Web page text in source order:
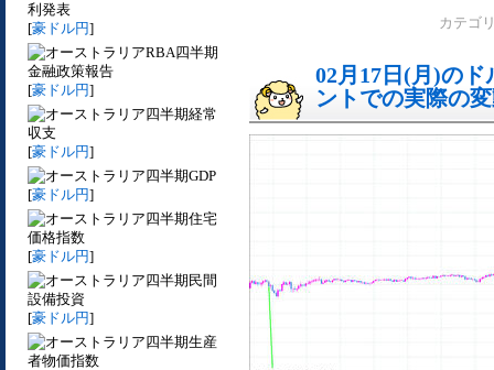
利発表
[豪ドル円]
RBA四半期
金融政策報告
[豪ドル円]
四半期経常
収支
[豪ドル円]
四半期GDP
[豪ドル円]
四半期住宅
価格指数
[豪ドル円]
四半期民間
設備投資
[豪ドル円]
四半期生産
者物価指数
カテゴ
02月17日(月)の
ントでの実際の